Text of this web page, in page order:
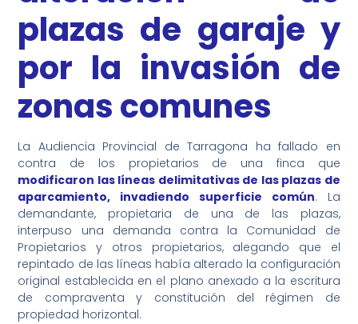
plazas de garaje y
por la invasión de
zonas comunes
La Audiencia Provincial de Tarragona ha fallado en
contra de los propietarios de una finca que
modificaron las líneas delimitativas de las plazas de
aparcamiento, invadiendo superficie común. La
demandante, propietaria de una de las plazas,
interpuso una demanda contra la Comunidad de
Propietarios y otros propietarios, alegando que el
repintado de las líneas había alterado la configuración
original establecida en el plano anexado a la escritura
de compraventa y constitución del régimen de
propiedad horizontal.